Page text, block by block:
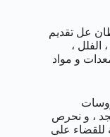
عل تقديم
الفلل ،
و مواد
، و نحرص
للقضاء على